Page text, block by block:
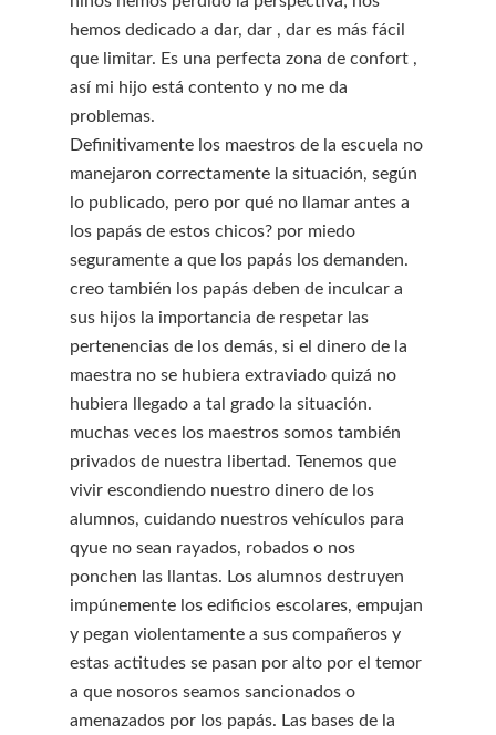
hemos dedicado a dar, dar , dar es más fácil
que limitar. Es una perfecta zona de confort ,
así mi hijo está contento y no me da
problemas.
Definitivamente los maestros de la escuela no
manejaron correctamente la situación, según
lo publicado, pero por qué no llamar antes a
los papás de estos chicos? por miedo
seguramente a que los papás los demanden.
creo también los papás deben de inculcar a
sus hijos la importancia de respetar las
pertenencias de los demás, si el dinero de la
maestra no se hubiera extraviado quizá no
hubiera llegado a tal grado la situación.
muchas veces los maestros somos también
privados de nuestra libertad. Tenemos que
vivir escondiendo nuestro dinero de los
alumnos, cuidando nuestros vehículos para
qyue no sean rayados, robados o nos
ponchen las llantas. Los alumnos destruyen
impúnemente los edificios escolares, empujan
y pegan violentamente a sus compañeros y
estas actitudes se pasan por alto por el temor
a que nosoros seamos sancionados o
amenazados por los papás. Las bases de la